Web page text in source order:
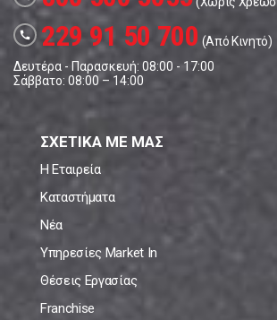
call 229 91 50 700 (Από Κινητό)
Δευτέρα - Παρασκευή: 08:00 - 17:00
Σάββατο: 08:00 – 14:00
ΣΧΕΤΙΚΑ ΜΕ ΜΑΣ
Η Εταιρεία
Καταστήματα
Νέα
Υπηρεσίες Market In
Θέσεις Εργασίας
Franchise